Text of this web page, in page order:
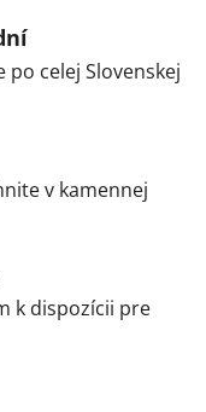
celej Slovenskej
v kamennej
k dispozícii pre